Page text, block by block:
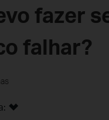
fazer
falhar?